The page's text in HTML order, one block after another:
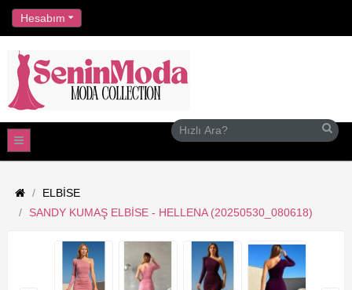
Hesabım
ELBISE
SANDY KUMAŞ ELBISE - HELLENA (20250530_080618)